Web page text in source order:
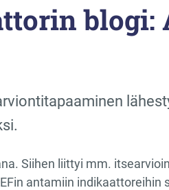
blogi:
Siihen liittyi mm.
antamiin indikaattoreihin